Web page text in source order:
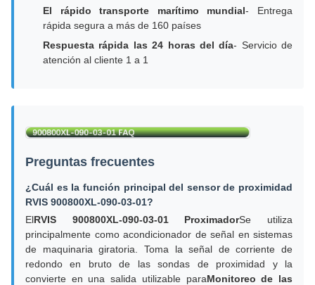
El rápido transporte marítimo mundial- Entrega
rápida segura a más de 160 países
Respuesta rápida las 24 horas del día- Servicio de
atención al cliente 1 a 1
Preguntas frecuentes
¿Cuál es la función principal del sensor de proximidad
RVIS 900800XL-090-03-01?
ElRVIS 900800XL-090-03-01 ProximadorSe utiliza
principalmente como acondicionador de señal en sistemas
de maquinaria giratoria. Toma la señal de corriente de
redondo en bruto de las sondas de proximidad y la
convierte en una salida utilizable paraMonitoreo de las